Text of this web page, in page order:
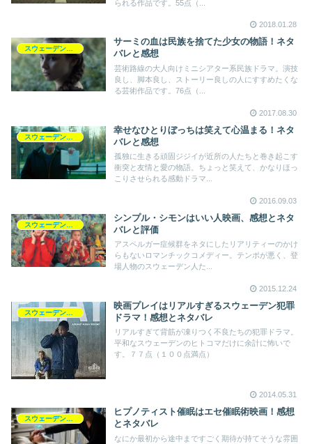
られる作品です。55点（...
2018.01.28
スウェーデン映画
サーミの血は民族を捨てた少女の物語！ネタ
バレと感想
芸術路線の大人向けミニシアター系民族ドラマ。演技
良し、脚本良し、ストーリー良しの人にすすめたくな
る芸術作品です。76点（...
2017.08.30
幸せなひとりぼっちは笑えて心温まる！ネタ
バレと感想
孤独に生きる頑固ジジイが近所の人たちと巻き起こす
衝突と友情と愛の物語。ちょっと笑えて、かなりほっ
こりさせられる感動ドラマ...
2016.09.03
シンプル・シモンはいい人映画、感想とネタ
バレと評価
アスペルガー症候群をネタにしたリアリティーのかけ
らもないロマンチックコメディー。テンポが悪く、登
場人物のスウェーデン人た...
2015.12.24
映画プレイはリアルすぎるスウェーデン犯罪
ドラマ！感想とネタバレ
リアルすぎて背筋が凍りつく不良たちの犯罪ドラマ。
平和なスウェーデンのヒトコマだけに余計に怖いで
す。７７点（１００点満点）
2014.05.31
スウェーデン映画
ヒプノティスト催眠はエセ催眠術映画！感想
とネタバレ
なにか最初から途中まですごく期待が持てそうな雰囲